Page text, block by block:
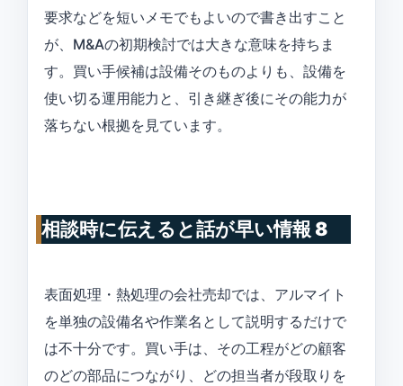
要求などを短いメモでもよいので書き出すこと
が、M&Aの初期検討では大きな意味を持ちま
す。買い手候補は設備そのものよりも、設備を
使い切る運用能力と、引き継ぎ後にその能力が
落ちない根拠を見ています。
相談時に伝えると話が早い情報 8
表面処理・熱処理の会社売却では、アルマイト
を単独の設備名や作業名として説明するだけで
は不十分です。買い手は、その工程がどの顧客
のどの部品につながり、どの担当者が段取りを